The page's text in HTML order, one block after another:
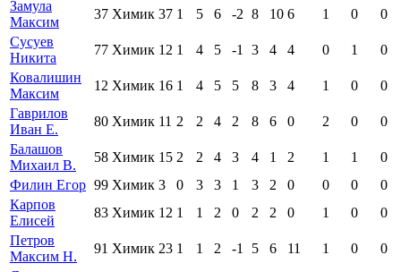
Замула
Максим
37 Химик 37 1 5 6 -2 8 10 6 1 0
0
Сусуев
Никита
77 Химик 12 1 4 5 -1 3 4 4 0 1
0
Ковалишин
Максим
12 Химик 16 1 4 5 5 8 3 4 1 0
0
Гаврилов
Иван Е.
80 Химик 11 2 2 4 2 8 6 0 2 0
0
Балашов
Михаил В.
58 Химик 15 2 2 4 3 4 1 2 1 1
0
Филин Егор 99 Химик 3 0 3 3 1 3 2 0 0 0
0
Карпов
Елисей
83 Химик 12 1 1 2 0 2 2 0 1 0
0
Петров
Максим Н.
91 Химик 23 1 1 2 -1 5 6 11 1 0
0